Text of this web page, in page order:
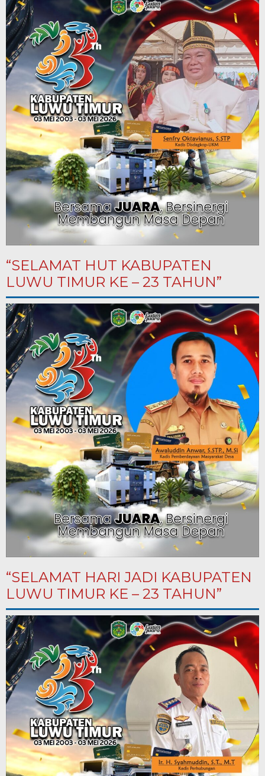
“SELAMAT HUT KABUPATEN
LUWU TIMUR KE – 23 TAHUN”
“SELAMAT HARI JADI KABUPATEN
LUWU TIMUR KE – 23 TAHUN”